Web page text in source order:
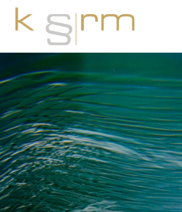
Blockchains –
wird der
durchs Dorf